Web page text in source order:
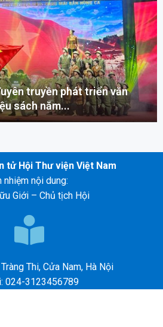
truyền phát triển văn
sách năm...
tử Hội Thư viện Việt Nam
nhiệm nội dung:
Giới – Chủ tịch Hội
Thi, Cửa Nam, Hà Nội
024-3123456789